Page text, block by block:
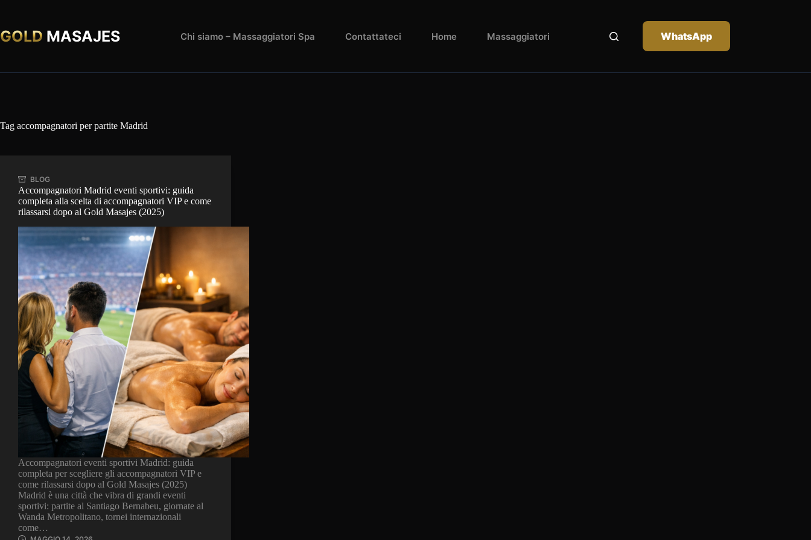
GOLD MASAJES Chi siamo – Massaggiatori Spa Contattateci Home Massaggiatori WhatsApp
Tag accompagnatori per partite Madrid
BLOG
Accompagnatori Madrid eventi sportivi: guida
completa alla scelta di accompagnatori VIP e come
rilassarsi dopo al Gold Masajes (2025)
Accompagnatori eventi sportivi Madrid: guida
completa per scegliere gli accompagnatori VIP e
come rilassarsi dopo al Gold Masajes (2025)
Madrid è una città che vibra di grandi eventi
sportivi: partite al Santiago Bernabeu, giornate al
Wanda Metropolitano, tornei internazionali
come…